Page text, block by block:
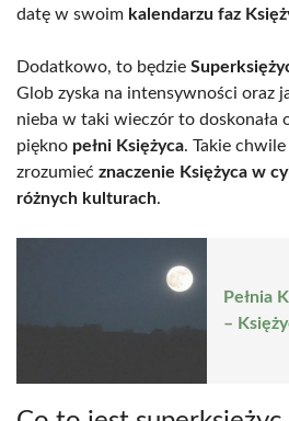
datę w swoim kalendarzu faz
Dodatkowo, to będzie
Glob zyska na intensywności oraz
nieba w taki wieczór to doskonała
piękno pełni Księżyca. Takie
zrozumieć znaczenie Księżyca w
różnych kulturach.
Pełnia
–